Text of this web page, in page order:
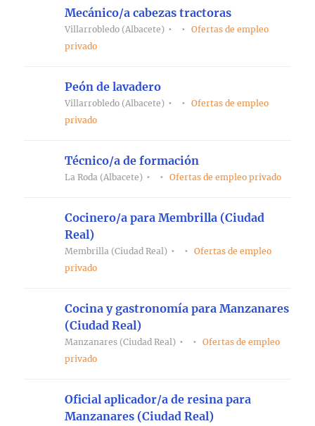
Mecánico/a cabezas tractoras
Villarrobledo (Albacete)
Ofertas de empleo
privado
Peón de lavadero
Villarrobledo (Albacete)
Ofertas de empleo
privado
Técnico/a de formación
La Roda (Albacete) Ofertas de empleo privado
Cocinero/a para Membrilla (Ciudad
Real)
Membrilla (Ciudad Real)
Ofertas de empleo
privado
Cocina y gastronomía para Manzanares
(Ciudad Real)
Manzanares (Ciudad Real)
Ofertas de empleo
privado
Oficial aplicador/a de resina para
Manzanares (Ciudad Real)